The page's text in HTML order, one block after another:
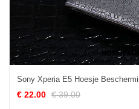
€ 22.00 € 39.00